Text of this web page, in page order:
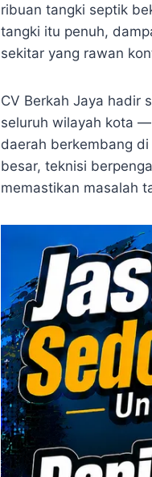
ribuan tangki septik
tangki itu penuh,
sekitar yang rawan
CV Berkah Jaya hadir
seluruh wilayah kota
daerah berkembang
besar, teknisi
memastikan masalah